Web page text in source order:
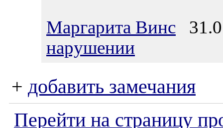
Маргарита Винс
нарушении
+ добавить замечания
Перейти на страницу